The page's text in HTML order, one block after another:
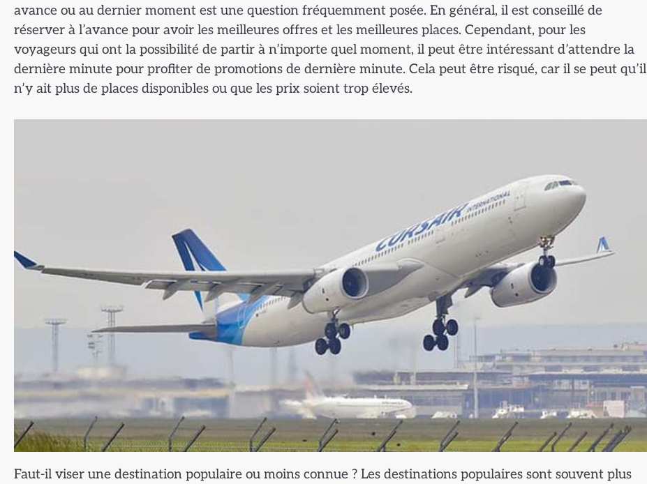
avance ou au dernier moment est une question fréquemment posée. En général, il est conseillé de
réserver à l’avance pour avoir les meilleures offres et les meilleures places. Cependant, pour les
voyageurs qui ont la possibilité de partir à n’importe quel moment, il peut être intéressant d’attendre la
dernière minute pour profiter de promotions de dernière minute. Cela peut être risqué, car il se peut qu’il
n’y ait plus de places disponibles ou que les prix soient trop élevés.
Faut-il viser une destination populaire ou moins connue ? Les destinations populaires sont souvent plus